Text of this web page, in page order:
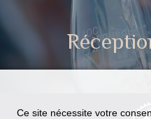
Ce site nécessite votre